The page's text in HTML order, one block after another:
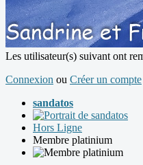
Les utilisateur(s) suivant ont
Connexion ou Créer un compte
sandatos
Hors Ligne
Membre platinium